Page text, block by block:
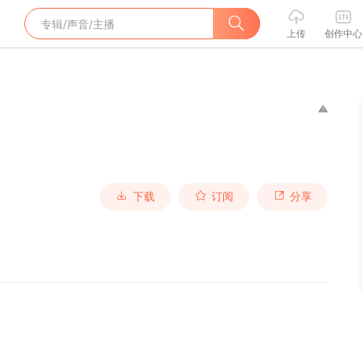
上传 创作中心
下载 订阅 分享